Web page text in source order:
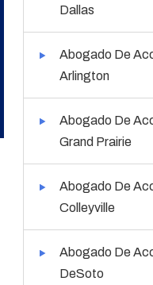
Dallas
Abogado De
Arlington
Abogado De
Grand Prairie
Abogado De
Colleyville
Abogado De
DeSoto